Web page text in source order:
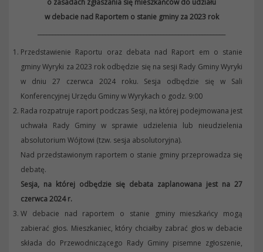
o zasadach zgłaszania się mieszkańców do udziału
w debacie nad Raportem o stanie gminy za 2023 rok
Przedstawienie Raportu oraz debata nad Raport em o stanie
gminy Wyryki za 2023 rok odbędzie się na sesji Rady Gminy Wyryki
w dniu 27 czerwca 2024 roku. Sesja odbędzie się w Sali
Konferencyjnej Urzędu Gminy w Wyrykach o godz. 9:00
Rada rozpatruje raport podczas Sesji, na której podejmowana jest
uchwała Rady Gminy w sprawie udzielenia lub nieudzielenia
absolutorium Wójtowi (tzw. sesja absolutoryjna).
Nad przedstawionym raportem o stanie gminy przeprowadza się
debatę.
Sesja, na której odbędzie się debata zaplanowana jest na 27
czerwca 2024 r.
W debacie nad raportem o stanie gminy mieszkańcy mogą
zabierać głos. Mieszkaniec, który chciałby zabrać głos w debacie
składa do Przewodniczącego Rady Gminy pisemne zgłoszenie,